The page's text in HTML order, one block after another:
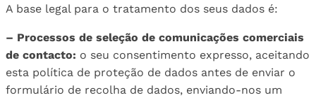
A base legal para o tratamento dos seus dados é:
– Processos de seleção de comunicações comerciais
de contacto: o seu consentimento expresso, aceitando
esta política de proteção de dados antes de enviar o
formulário de recolha de dados, enviando-nos um